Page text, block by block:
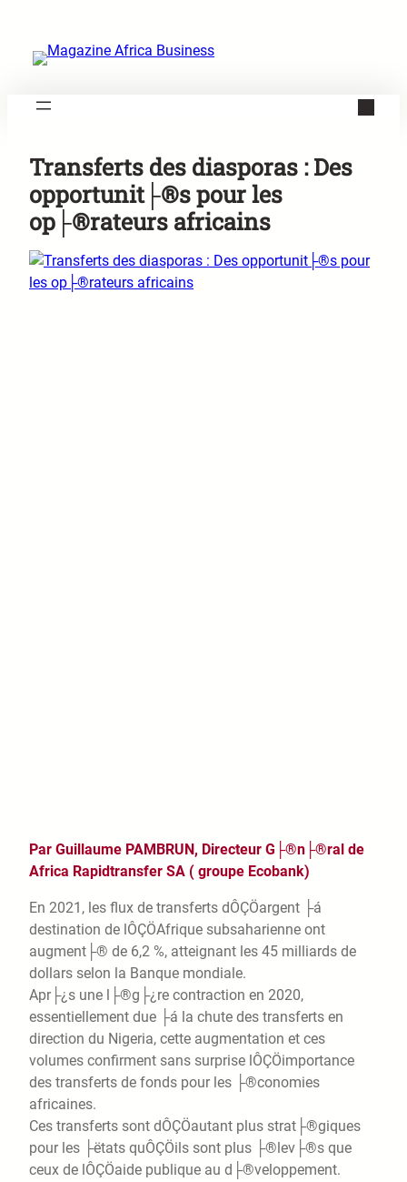
Transferts des diasporas : Des
opportunit├®s pour les
op├®rateurs africains
Par Guillaume PAMBRUN, Directeur G├®n├®ral de
Africa Rapidtransfer SA ( groupe Ecobank)
En 2021, les flux de transferts dÔÇÖargent ├á
destination de lÔÇÖAfrique subsaharienne ont
augment├® de 6,2 %, atteignant les 45 milliards de
dollars selon la Banque mondiale.
Apr├¿s une l├®g├¿re contraction en 2020,
essentiellement due ├á la chute des transferts en
direction du Nigeria, cette augmentation et ces
volumes confirment sans surprise lÔÇÖimportance
des transferts de fonds pour les ├®conomies
africaines.
Ces transferts sont dÔÇÖautant plus strat├®giques
pour les ├ëtats quÔÇÖils sont plus ├®lev├®s que
ceux de lÔÇÖaide publique au d├®veloppement.